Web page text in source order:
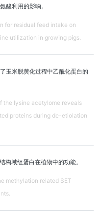
酸利用的影响。
for residual feed intake on
utilization in growing pigs.
玉米脱黄化过程中乙酰化蛋白的
the lysine acetylome reveals
proteins during de-etiolation
构域组蛋白在植物中的功能。
methylation related SET